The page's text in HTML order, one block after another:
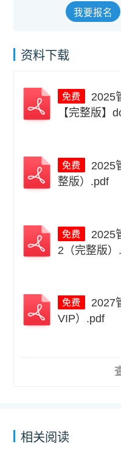
我要报名
资料下载
【完整版】
整版）.pdf
2（完整版）
VIP）.pdf
相关阅读